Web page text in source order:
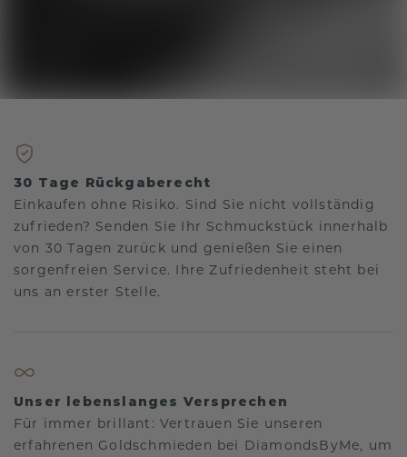
30 Tage Rückgaberecht
Einkaufen ohne Risiko. Sind Sie nicht vollständig
zufrieden? Senden Sie Ihr Schmuckstück innerhalb
von 30 Tagen zurück und genießen Sie einen
sorgenfreien Service. Ihre Zufriedenheit steht bei
uns an erster Stelle.
Unser lebenslanges Versprechen
Für immer brillant: Vertrauen Sie unseren
erfahrenen Goldschmieden bei DiamondsByMe, um